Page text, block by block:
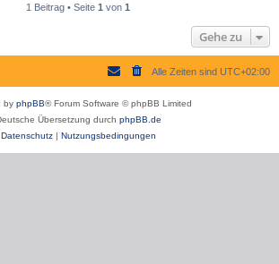
1 Beitrag • Seite 1 von 1
Gehe zu
Alle Zeiten sind UTC+02:00
by phpBB® Forum Software © phpBB Limited
Übersetzung durch phpBB.de
Datenschutz| Nutzungsbedingungen